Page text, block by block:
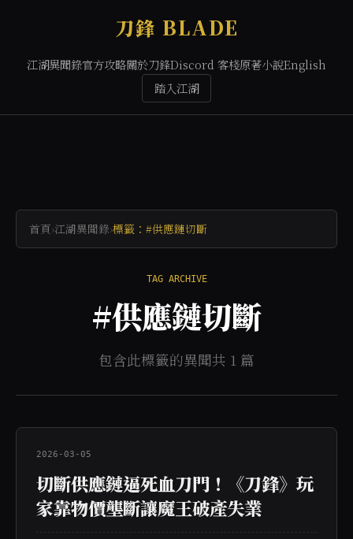
刀鋒 BLADE
江湖異聞錄官方攻略關於刀鋒Discord 客棧原著小說English
踏入江湖
首頁›江湖異聞錄›標籤：#供應鏈切斷
TAG ARCHIVE
#供應鏈切斷
包含此標籤的異聞共 1 篇
2026-03-05
切斷供應鏈逼死血刀門！《刀鋒》玩
家靠物價壟斷讓魔王破產失業